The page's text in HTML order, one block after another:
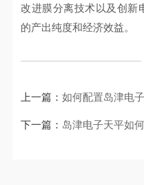
改进膜分离技术以及创新
的产出纯度和经济效益。
上一篇：如何配置岛津电
下一篇： 岛津电子天平如